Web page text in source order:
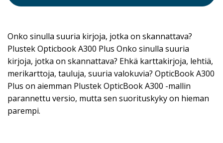
Onko sinulla suuria kirjoja, jotka on skannattava?
Plustek Opticbook A300 Plus Onko sinulla suuria
kirjoja, jotka on skannattava? Ehkä karttakirjoja, lehtiä,
merikarttoja, tauluja, suuria valokuvia? OpticBook A300
Plus on aiemman Plustek OpticBook A300 -mallin
parannettu versio, mutta sen suorituskyky on hieman
parempi.